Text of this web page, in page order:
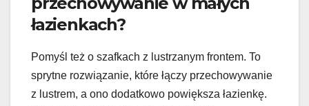
łazienkach?
Pomyśl też o szafkach z lustrzanym frontem. To
sprytne rozwiązanie, które łączy przechowywanie
z lustrem, a ono dodatkowo powiększa łazienkę.